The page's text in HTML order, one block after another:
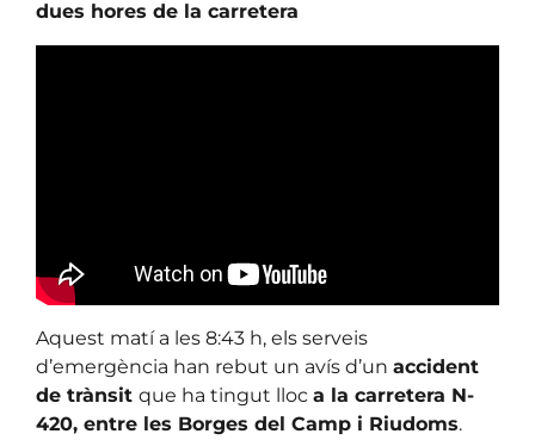
dues hores de la carretera
Aquest matí a les 8:43 h, els serveis
d’emergència han rebut un avís d’un accident
de trànsit que ha tingut lloc a la carretera N-
420, entre les Borges del Camp i Riudoms.